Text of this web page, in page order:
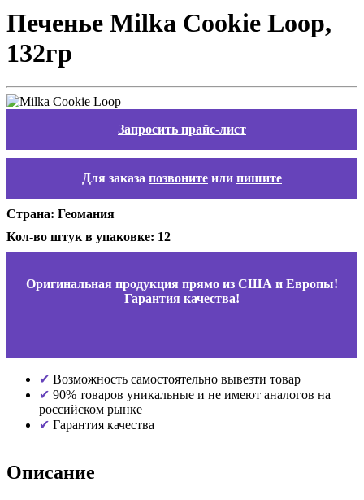
Печенье Milka Cookie Loop,
132гр
Запросить прайс-лист
Для заказа позвоните или пишите
Страна: Геомания
Кол-во штук в упаковке: 12
Оригинальная продукция прямо из США и Европы!
Гарантия качества!
Возможность самостоятельно вывезти товар
90% товаров уникальные и не имеют аналогов на
российском рынке
Гарантия качества
Описание